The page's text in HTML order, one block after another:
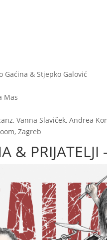
& Stjepko Galović
Mas
Vanna Slaviček, Andrea
Zagreb
PRIJATELJI